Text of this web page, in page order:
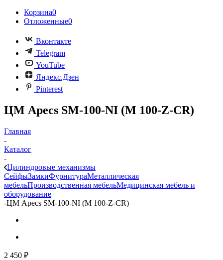
Корзина0
Отложенные0
Вконтакте
Telegram
YouTube
Яндекс.Дзен
Pinterest
ЦМ Apecs SM-100-NI (M 100-Z-CR)
Главная
-
Каталог
-
Цилиндровые механизмы
СейфыЗамкиФурнитураМеталлическая
мебельПроизводственная мебельМедицинская мебель и
оборудование
-ЦМ Apecs SM-100-NI (M 100-Z-CR)
2 450 ₽